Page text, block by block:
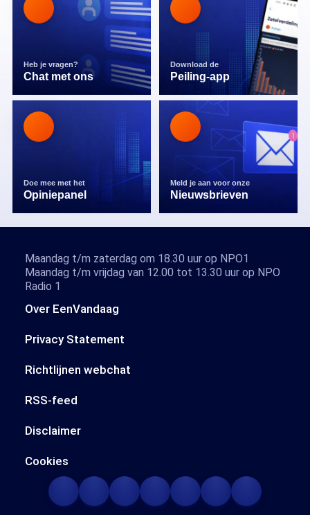
Heb je vragen?
Chat met ons
Download de
Peiling-app
Doe mee met het
Opiniepanel
Meld je aan voor onze
Nieuwsbrieven
Over EenVandaag
Privacy Statement
Richtlijnen webchat
RSS-feed
Disclaimer
Cookies
Maandag t/m zaterdag om 18.30 uur op NPO1
Maandag t/m vrijdag van 12.00 tot 13.30 uur op NPO
Radio 1